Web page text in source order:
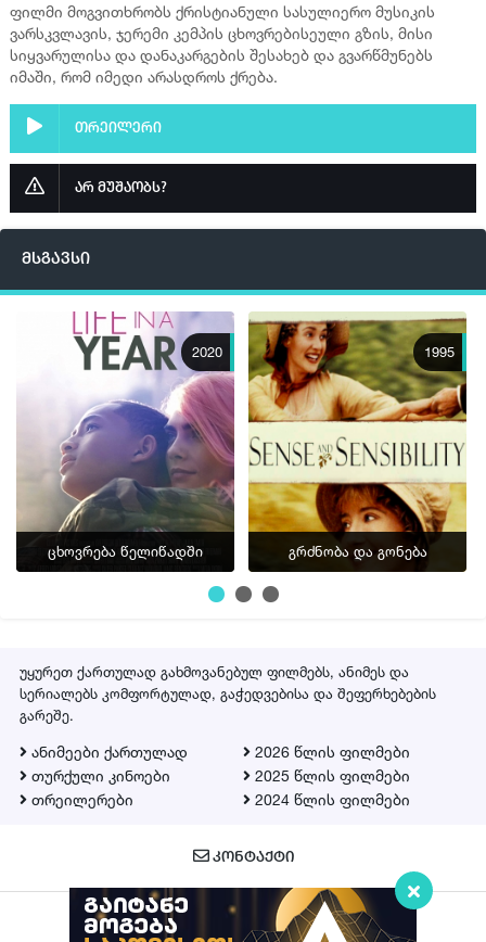
ფილმი მოგვითხრობს ქრისტიანული სასულიერო მუსიკის
ვარსკვლავის, ჯერემი კემპის ცხოვრებისეული გზის, მისი
სიყვარულისა და დანაკარგების შესახებ და გვარწმუნებს
იმაში, რომ იმედი არასდროს ქრება.
თრეილერი
არ მუშაობს?
მსგავსი
2020
ცხოვრება წელიწადში
1995
გრძნობა და გონება
უყურეთ ქართულად გახმოვანებულ ფილმებს, ანიმეს და
სერიალებს კომფორტულად, გაჭედვებისა და შეფერხებების
გარეშე.
ანიმეები ქართულად
თურქული კინოები
თრეილერები
2026 წლის ფილმები
2025 წლის ფილმები
2024 წლის ფილმები
ᲙᲝᲜᲢᲐᲥᲢᲘ